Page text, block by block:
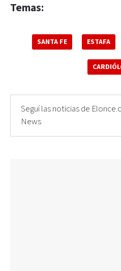
Temas:
SANTA FE ESTAFA
Seguí las noticias de
News